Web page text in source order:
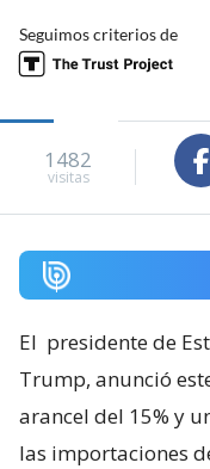
Seguimos criterios de
1482
visitas
El presidente de
Trump, anunció
arancel del 15% y
las importaciones